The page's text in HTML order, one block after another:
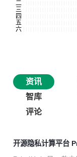
资讯
智库
评论
开源隐私计算平台